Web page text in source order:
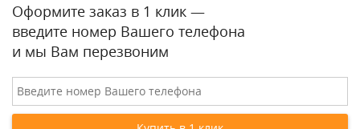
Оформите заказ в 1 клик —
введите номер Вашего телефона
и мы Вам перезвоним